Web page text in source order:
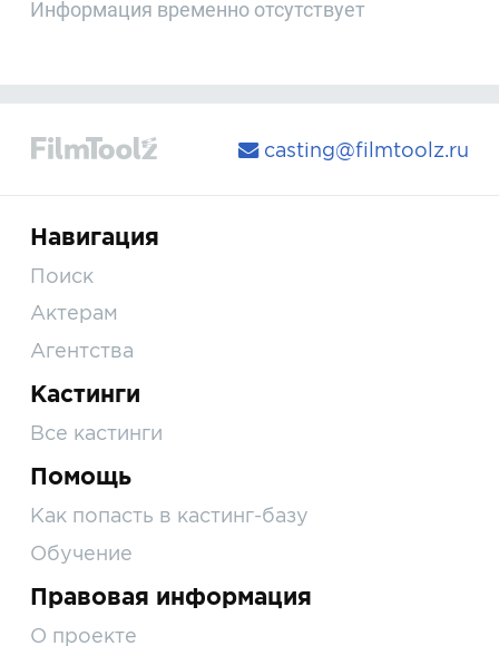
Информация временно отсутствует
casting@filmtoolz.ru
Навигация
Поиск
Актерам
Агентства
Кастинги
Все кастинги
Помощь
Как попасть в кастинг-базу
Обучение
Правовая информация
О проекте